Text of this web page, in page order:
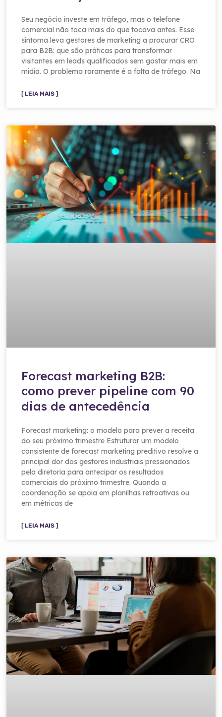
Seu negócio investe em tráfego, mas o telefone
comercial não toca mais do que tocava antes. Esse
sintoma leva gestores de marketing a procurar CRO
para B2B: que são práticas para transformar
visitantes em leads qualificados sem gastar mais em
mídia. O problema raramente é a falta de tráfego. Na
[ LEIA MAIS ]
Forecast marketing B2B:
como prever pipeline com 90
dias de antecedência
Forecast marketing: o modelo para prever a receita
do seu próximo trimestre Estruturar um modelo
consistente de forecast marketing preditivo resolve a
principal dor dos gestores industriais pressionados
pela diretoria para antecipar os resultados
comerciais do próximo trimestre. Quando a
coordenação se apoia em planilhas retroativas ou
em métricas de
[ LEIA MAIS ]